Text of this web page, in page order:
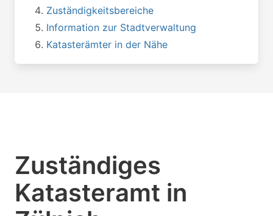
Zuständigkeitsbereiche
Information zur Stadtverwaltung
Katasterämter in der Nähe
Zuständiges
Katasteramt in